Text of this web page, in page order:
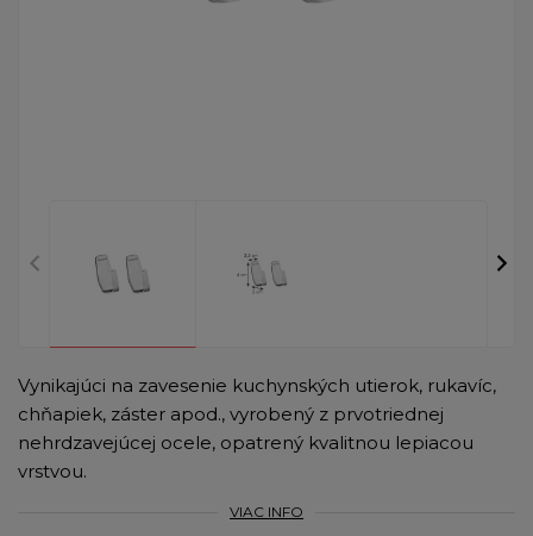
Vynikajúci na zavesenie kuchynských utierok, rukavíc,
chňapiek, záster apod., vyrobený z prvotriednej
nehrdzavejúcej ocele, opatrený kvalitnou lepiacou
vrstvou.
VIAC INFO